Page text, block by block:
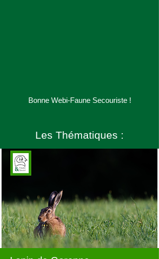
Bonne Webi-Faune Secouriste !
Les Thématiques :